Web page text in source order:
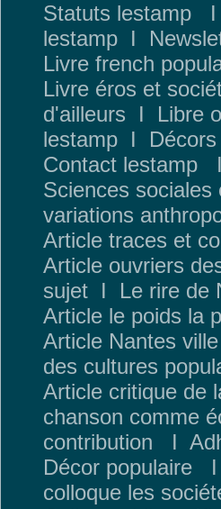
Statuts lestamp
lestamp I
Livre french
Livre éros et
d'ailleurs I Libre
lestamp I
Contact lestamp
Sciences sociales
variations
Article traces et
Article ouvriers
sujet I Le rire de
Article le poids la
Article Nantes ville
des cultures
Article critique de
chanson comme
contribution I
Décor populaire I
colloque les